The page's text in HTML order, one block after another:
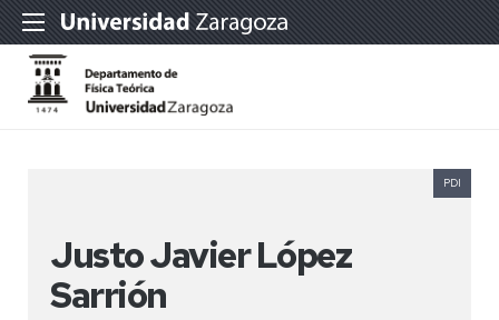
Justo Javier López
Sarrión
PDI